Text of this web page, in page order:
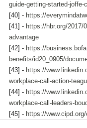
guide-getting-started-joffe-
[40] - https://
[41] - https://hbr.org/2017/
advantage
[42] - https://
benefits/id20_0905/
[43] - https://
workplace-call-action-
[44] - https://
workplace-call-leaders-
[45] - https://